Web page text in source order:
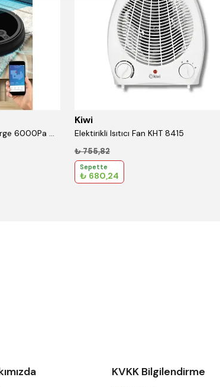
KVC 4091 Akıllı Robot Süpürge 6000Pa Güçlü Emiş, Lazer Haritalama, Paspas ,Uygulama Kontrollü
Kiwi
Elektirikli Isıtıcı Fan KHT 8415
₺ 755,82
Sepette
₺ 680,24
KVKK Bilgilendirme